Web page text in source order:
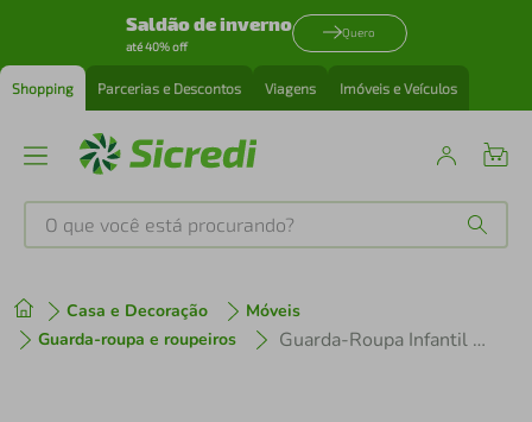
Saldão de inverno
até 40% off
Quero
Shopping Parcerias e Descontos Viagens Imóveis e Veículos
O que você está procurando?
Casa e Decoração
Móveis
Guarda-roupa e roupeiros
Guarda-Roupa Infantil Genialflex Nuvem com 3 Portas, 2 Gavetas, 3 Prateleiras e 91cm de largura - Fendi
1º tenis